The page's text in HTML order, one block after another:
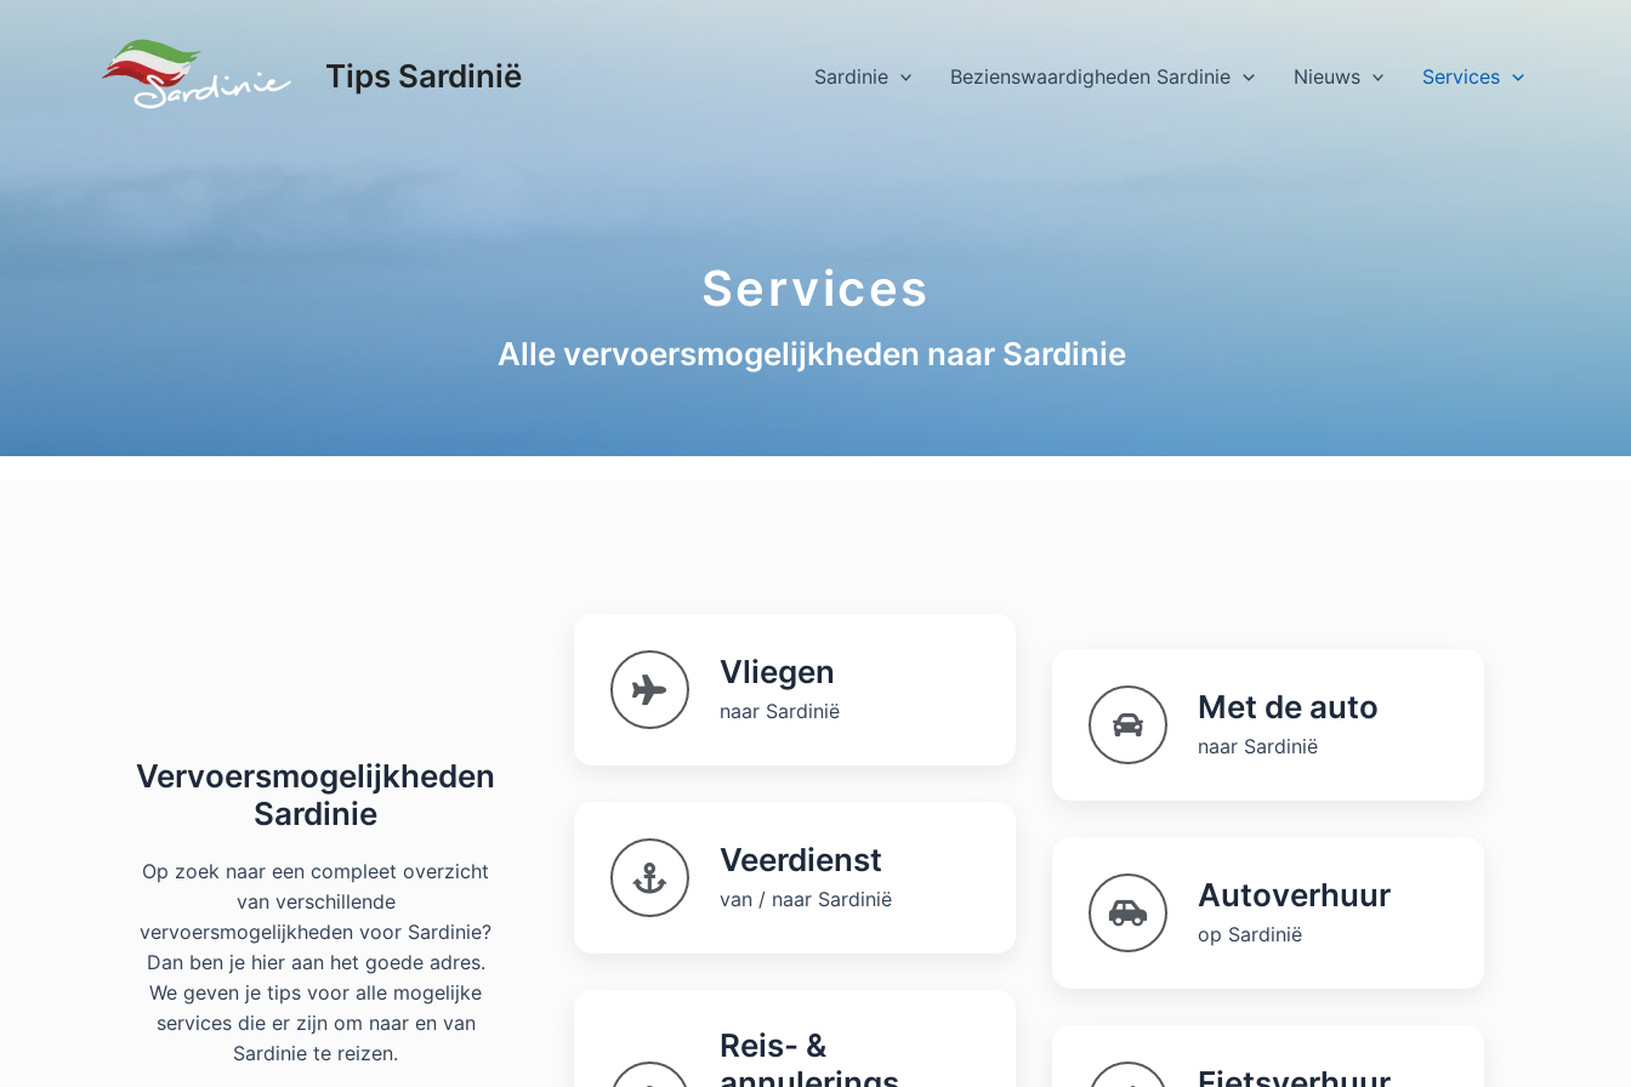
Tips Sardinië Sardinie Bezienswaardigheden Sardinie Nieuws Services
Services
Alle vervoersmogelijkheden naar Sardinie
Vervoersmogelijkheden
Sardinie
Op zoek naar een compleet overzicht
van verschillende
vervoersmogelijkheden voor Sardinie?
Dan ben je hier aan het goede adres.
We geven je tips voor alle mogelijke
services die er zijn om naar en van
Sardinie te reizen.
Vliegen
naar Sardinië
Veerdienst
van / naar Sardinië
Reis- &
Met de auto
naar Sardinië
Autoverhuur
op Sardinië